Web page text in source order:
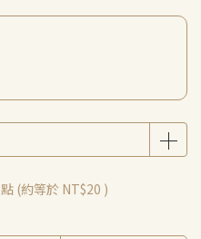
點 (約等於 NT$20 )